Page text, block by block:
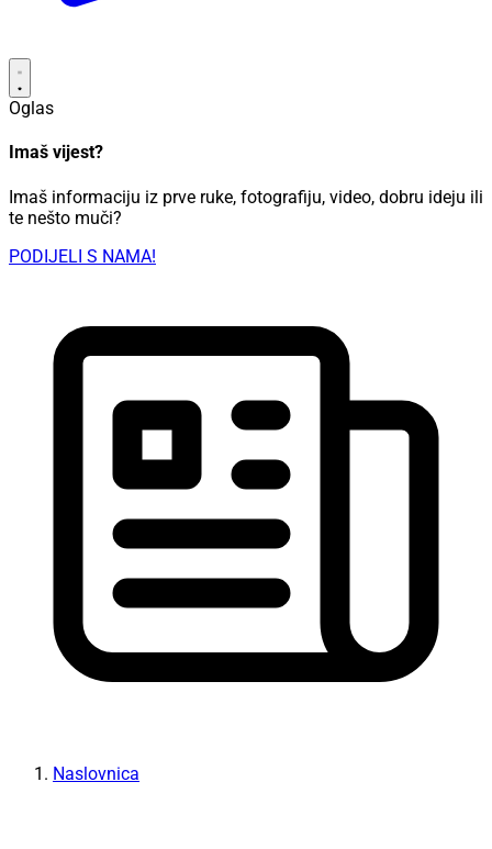
Oglas
Imaš vijest?
Imaš informaciju iz prve ruke, fotografiju, video, dobru ideju ili
te nešto muči?
PODIJELI S NAMA!
Naslovnica